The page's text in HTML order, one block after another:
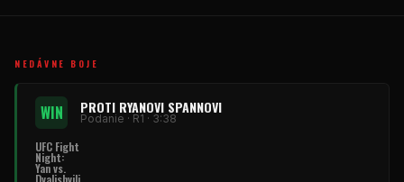
NEDÁVNE BOJE
WIN PROTI RYANOVI SPANNOVI
Podanie · R1 · 3:38
UFC Fight
Night:
Yan vs.
Dvalishvili